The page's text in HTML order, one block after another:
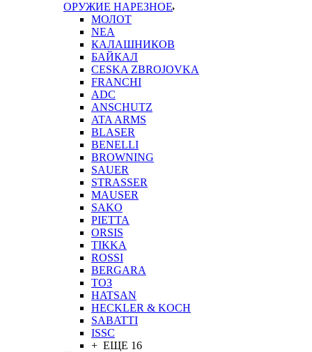
ОРУЖИЕ НАРЕЗНОЕ
МОЛОТ
NEA
КАЛАШНИКОВ
БАЙКАЛ
CESKA ZBROJOVKA
FRANCHI
ADC
ANSCHUTZ
ATA ARMS
BLASER
BENELLI
BROWNING
SAUER
STRASSER
MAUSER
SAKO
PIETTA
ORSIS
TIKKA
ROSSI
BERGARA
ТОЗ
HATSAN
HECKLER & KOCH
SABATTI
ISSC
+ ЕЩЕ 16